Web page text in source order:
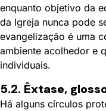
enquanto objetivo da
da Igreja nunca pode
evangelização é uma
ambiente acolhedor e
individuais.
5.2. Êxtase,
Há alguns círculos